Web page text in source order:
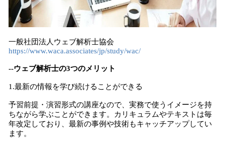
一般社団法人ウェブ解析士協会
https://www.waca.associates/jp/study/wac/
--ウェブ解析士の3つのメリット
1.最新の情報を学び続けることができる
予習前提・演習形式の講座なので、実務で使うイメージを持
ちながら学ぶことができます。カリキュラムやテキストは毎
年改定しており、最新の事例や技術もキャッチアップしてい
ます。